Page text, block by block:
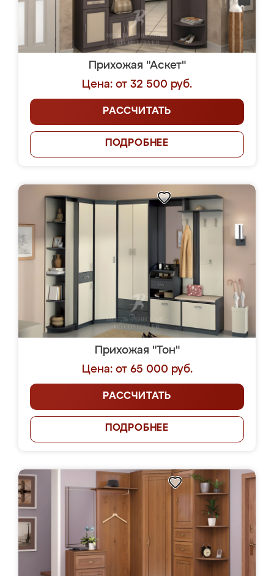
Прихожая "Аскет"
Цена: от 32 500 руб.
РАССЧИТАТЬ
ПОДРОБНЕЕ
Прихожая "Тон"
Цена: от 65 000 руб.
РАССЧИТАТЬ
ПОДРОБНЕЕ